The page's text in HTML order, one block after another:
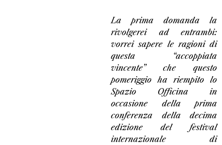
La prima domanda la
rivolgerei ad entrambi:
vorrei sapere le ragioni di
questa “accoppiata
vincente” che questo
pomeriggio ha riempito lo
Spazio Officina in
occasione della prima
conferenza della decima
edizione del festival
internazionale di